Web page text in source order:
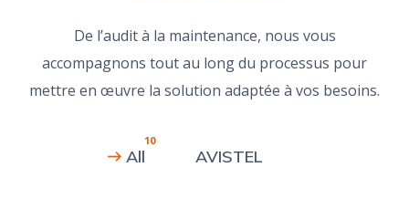
De l’audit à la maintenance, nous vous
accompagnons tout au long du processus pour
mettre en œuvre la solution adaptée à vos besoins.
All
10
AVISTEL